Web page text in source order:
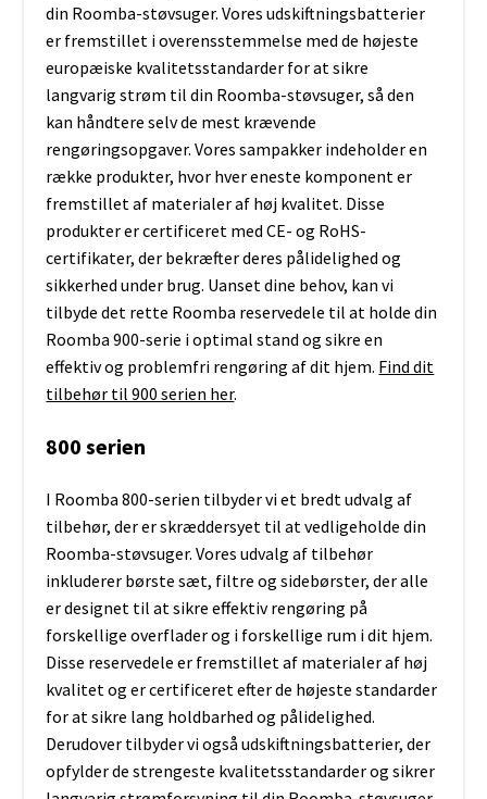
din Roomba-støvsuger. Vores udskiftningsbatterier
er fremstillet i overensstemmelse med de højeste
europæiske kvalitetsstandarder for at sikre
langvarig strøm til din Roomba-støvsuger, så den
kan håndtere selv de mest krævende
rengøringsopgaver. Vores sampakker indeholder en
række produkter, hvor hver eneste komponent er
fremstillet af materialer af høj kvalitet. Disse
produkter er certificeret med CE- og RoHS-
certifikater, der bekræfter deres pålidelighed og
sikkerhed under brug. Uanset dine behov, kan vi
tilbyde det rette Roomba reservedele til at holde din
Roomba 900-serie i optimal stand og sikre en
effektiv og problemfri rengøring af dit hjem. Find dit
tilbehør til 900 serien her.
800 serien
I Roomba 800-serien tilbyder vi et bredt udvalg af
tilbehør, der er skræddersyet til at vedligeholde din
Roomba-støvsuger. Vores udvalg af tilbehør
inkluderer børste sæt, filtre og sidebørster, der alle
er designet til at sikre effektiv rengøring på
forskellige overflader og i forskellige rum i dit hjem.
Disse reservedele er fremstillet af materialer af høj
kvalitet og er certificeret efter de højeste standarder
for at sikre lang holdbarhed og pålidelighed.
Derudover tilbyder vi også udskiftningsbatterier, der
opfylder de strengeste kvalitetsstandarder og sikrer